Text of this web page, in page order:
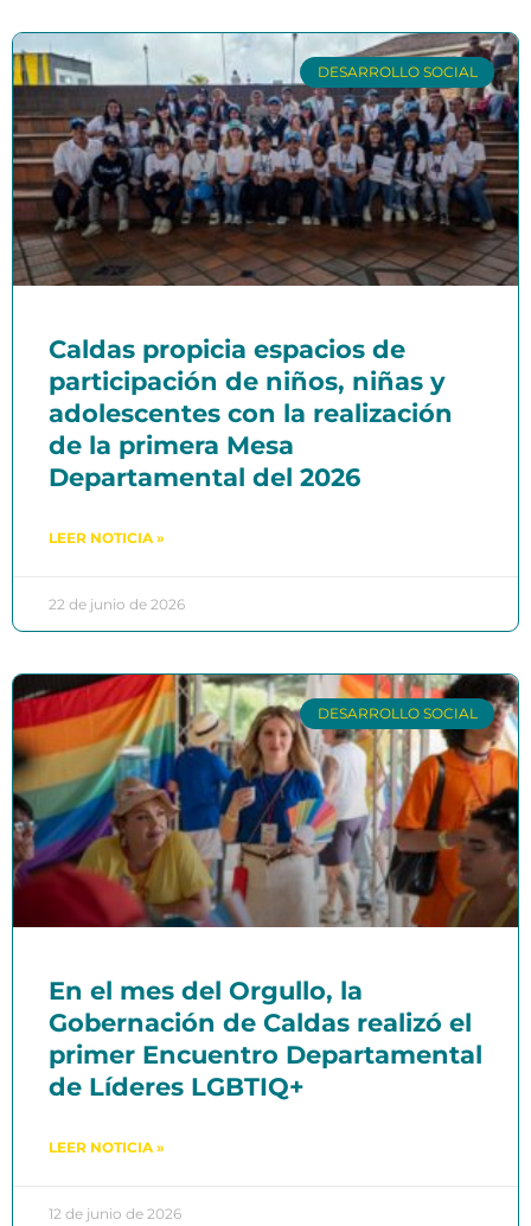
DESARROLLO SOCIAL
Caldas propicia espacios de
participación de niños, niñas y
adolescentes con la realización
de la primera Mesa
Departamental del 2026
LEER NOTICIA »
22 de junio de 2026
DESARROLLO SOCIAL
En el mes del Orgullo, la
Gobernación de Caldas realizó el
primer Encuentro Departamental
de Líderes LGBTIQ+
LEER NOTICIA »
12 de junio de 2026